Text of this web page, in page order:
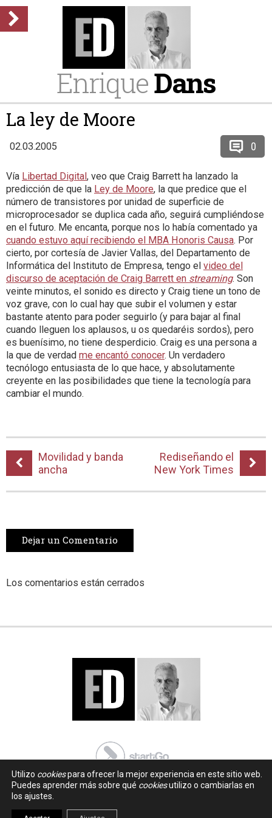
EnriqueDans
La ley de Moore
02.03.2005 0
Vía Libertad Digital, veo que Craig Barrett ha lanzado la
predicción de que la Ley de Moore, la que predice que el
número de transistores por unidad de superficie de
microprocesador se duplica cada año, seguirá cumpliéndose
en el futuro. Me encanta, porque nos lo había comentado ya
cuando estuvo aquí recibiendo el MBA Honoris Causa. Por
cierto, por cortesía de Javier Vallas, del Departamento de
Informática del Instituto de Empresa, tengo el video del
discurso de aceptación de Craig Barrett en streaming. Son
veinte minutos, el sonido es directo y Craig tiene un tono de
voz grave, con lo cual hay que subir el volumen y estar
bastante atento para poder seguirlo (y para bajar al final
cuando lleguen los aplausos, u os quedaréis sordos), pero
es buenísimo, no tiene desperdicio. Craig es una persona a
la que de verdad me encantó conocer. Un verdadero
tecnólogo entusiasta de lo que hace, y absolutamente
creyente en las posibilidades que tiene la tecnología para
cambiar el mundo.
Movilidad y banda
ancha
Rediseñando el
New York Times
Dejar un Comentario
Los comentarios están cerrados
Utilizo cookiespara ofrecer la mejor experiencia en este sitio web.
Puedes aprender más sobre qué cookiesutilizo o cambiarlas en
los ajustes.